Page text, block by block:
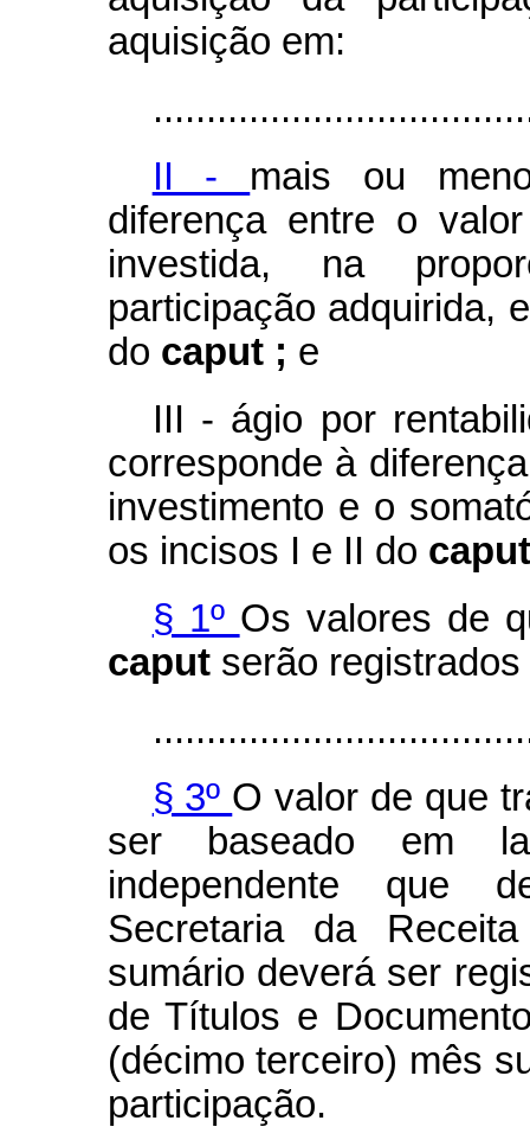
aquisição em:
II - mais ou
diferença entre o
investida, na
participação adquirida,
do caput ; e
III - ágio por
corresponde à
investimento e o
os incisos I e II do
§ 1º Os valores de
caput serão
§ 3º O valor de que
ser baseado em
independente que
Secretaria da
sumário deverá ser
de Títulos e
(décimo terceiro) mês
participação.